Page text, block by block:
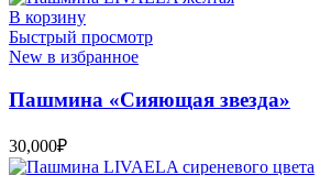
В корзину
Быстрый просмотр
New в избранное
Пашмина «Сияющая звезда»
30,000₽